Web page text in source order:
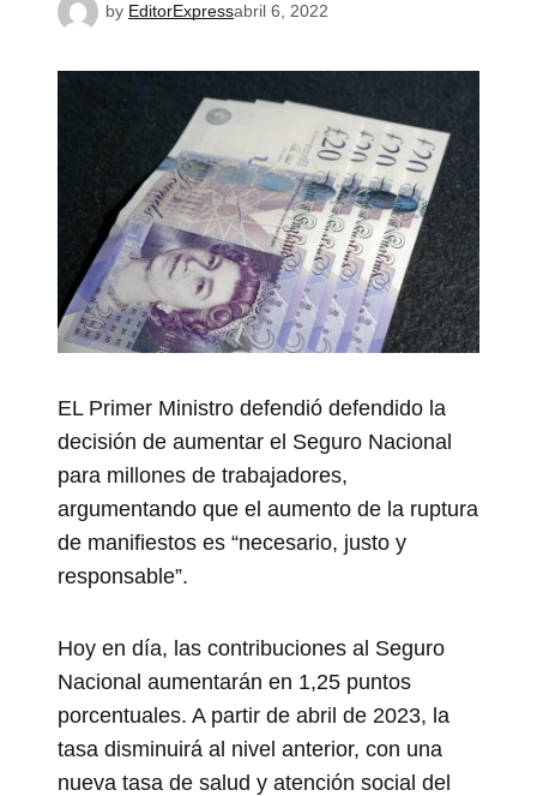
by EditorExpressabril 6, 2022
EL Primer Ministro defendió defendido la
decisión de aumentar el Seguro Nacional
para millones de trabajadores,
argumentando que el aumento de la ruptura
de manifiestos es “necesario, justo y
responsable”.
Hoy en día, las contribuciones al Seguro
Nacional aumentarán en 1,25 puntos
porcentuales. A partir de abril de 2023, la
tasa disminuirá al nivel anterior, con una
nueva tasa de salud y atención social del